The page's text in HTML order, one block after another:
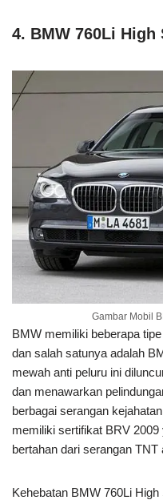
4. BMW 760Li High
Gambar Mobil
BMW memiliki beberapa
dan salah satunya adalah
mewah anti peluru ini
dan menawarkan
berbagai serangan
memiliki sertifikat BRV
bertahan dari serangan
Kehebatan BMW 760Li